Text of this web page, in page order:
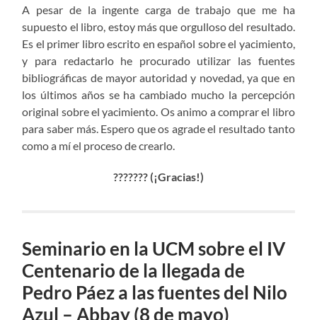
A pesar de la ingente carga de trabajo que me ha
supuesto el libro, estoy más que orgulloso del resultado.
Es el primer libro escrito en español sobre el yacimiento,
y para redactarlo he procurado utilizar las fuentes
bibliográficas de mayor autoridad y novedad, ya que en
los últimos años se ha cambiado mucho la percepción
original sobre el yacimiento. Os animo a comprar el libro
para saber más. Espero que os agrade el resultado tanto
como a mí el proceso de crearlo.
??????? (¡Gracias!)
Seminario en la UCM sobre el IV
Centenario de la llegada de
Pedro Páez a las fuentes del Nilo
Azul – Abbay (8 de mayo)